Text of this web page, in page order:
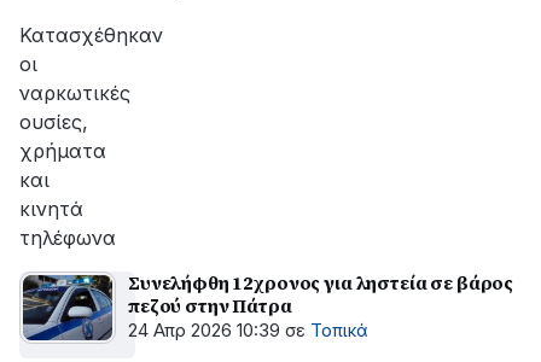
Κατασχέθηκαν
οι
ναρκωτικές
ουσίες,
χρήματα
και
κινητά
τηλέφωνα
Συνελήφθη 12χρονος για ληστεία σε βάρος
πεζού στην Πάτρα
24 Απρ 2026 10:39 σε Τοπικά